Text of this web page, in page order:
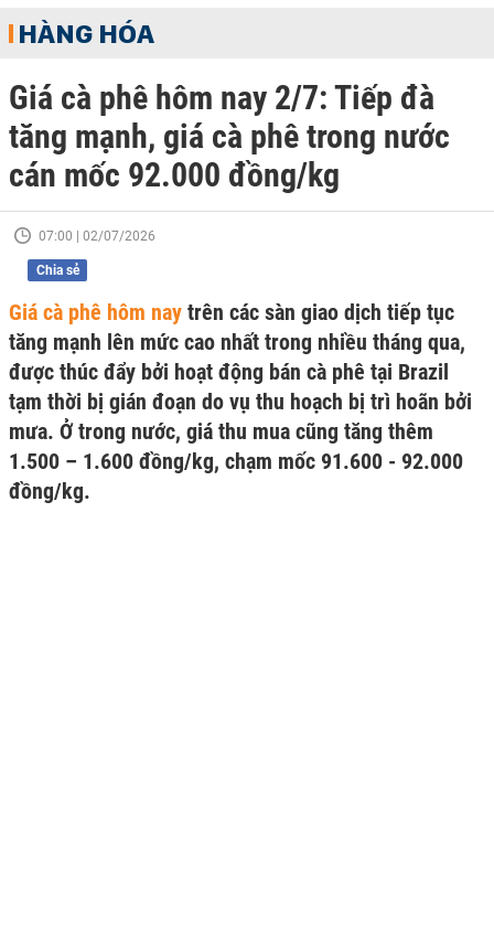
HÀNG HÓA
Giá cà phê hôm nay 2/7: Tiếp đà
tăng mạnh, giá cà phê trong nước
cán mốc 92.000 đồng/kg
07:00 | 02/07/2026
Chia sẻ
Giá cà phê hôm nay trên các sàn giao dịch tiếp tục
tăng mạnh lên mức cao nhất trong nhiều tháng qua,
được thúc đẩy bởi hoạt động bán cà phê tại Brazil
tạm thời bị gián đoạn do vụ thu hoạch bị trì hoãn bởi
mưa. Ở trong nước, giá thu mua cũng tăng thêm
1.500 – 1.600 đồng/kg, chạm mốc 91.600 - 92.000
đồng/kg.